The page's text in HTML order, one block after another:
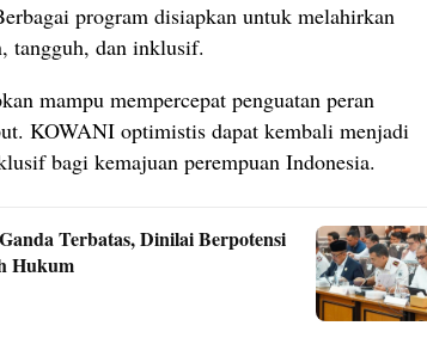
program disiapkan untuk melahirkan
tangguh, dan inklusif.
mampu mempercepat penguatan peran
KOWANI optimistis dapat kembali menjadi
bagi kemajuan perempuan Indonesia.
Terbatas, Dinilai Berpotensi
Hukum